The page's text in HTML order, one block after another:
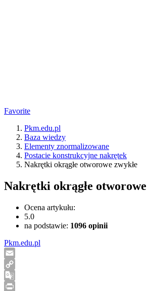
Favorite
Pkm.edu.pl
Baza wiedzy
Elementy znormalizowane
Postacie konstrukcyjne nakrętek
Nakrętki okrągłe otworowe zwykłe
Nakrętki okrągłe otworowe
Ocena artykułu:
5.0
na podstawie: 1096 opinii
Pkm.edu.pl
Email
Copy
Link
Google